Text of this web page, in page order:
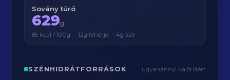
Sovány túró
629g
85 kcal / 100g · 12g fehérje · 4g zsír
SZÉNHIDRÁTFORRÁSOK ugyanannyi kalóriáért